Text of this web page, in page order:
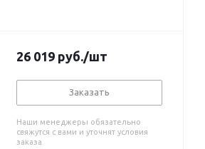
26 019 руб./шт
Заказать
Наши менеджеры обязательно
свяжутся с вами и уточнят условия
заказа